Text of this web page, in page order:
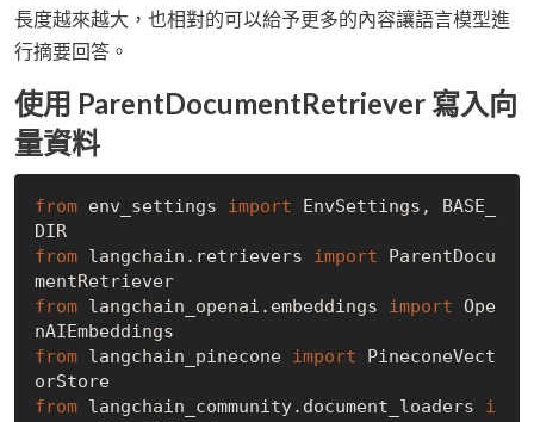
長度越來越大，也相對的可以給予更多的內容讓語言模型進
行摘要回答。
使用 ParentDocumentRetriever 寫入向
量資料
from env_settings import EnvSettings, BASE_
DIR
from langchain.retrievers import ParentDocu
mentRetriever
from langchain_openai.embeddings import Ope
from langchain_pinecone import PineconeVect
orStore
from langchain_community.document_loaders i